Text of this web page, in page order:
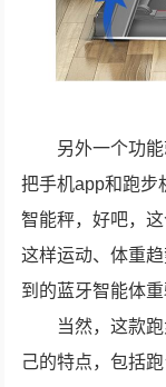
另外一个功
把手机app和跑步
智能秤，好吧，
这样运动、体重
到的蓝牙智能体重
当然，这款
己的特点，包括